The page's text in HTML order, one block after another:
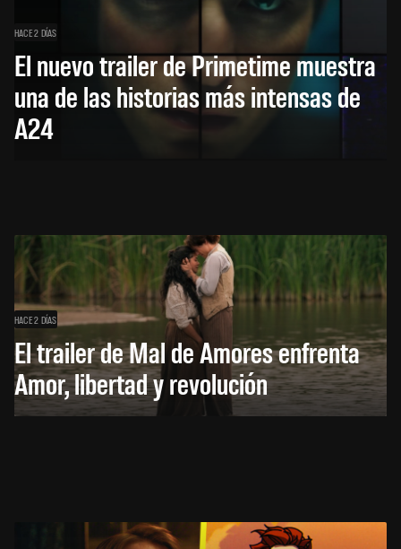
HACE 2 DÍAS
El nuevo trailer de Primetime muestra
una de las historias más intensas de
A24
HACE 2 DÍAS
El trailer de Mal de Amores enfrenta
Amor, libertad y revolución